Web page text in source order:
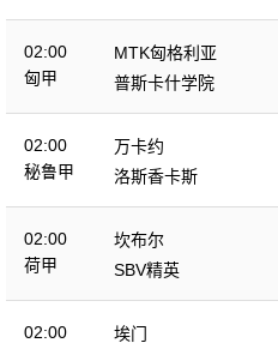
02:00
匈甲
MTK匈格利亚
普斯卡什学院
02:00
秘鲁甲
万卡约
洛斯香卡斯
02:00
荷甲
坎布尔
SBV精英
02:00
埃门